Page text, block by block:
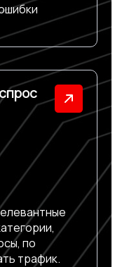
по
трафик.